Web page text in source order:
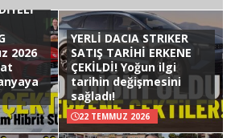
2026
YERLİ DACIA STRIKER
SATIŞ TARİHİ ERKENE
ÇEKİLDİ! Yoğun ilgi
tarihin değişmesini
sağladı!
22 TEMMUZ 2026